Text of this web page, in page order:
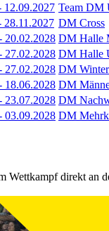
12.09.2027 Team DM
28.11.2027 DM Cross
20.02.2028 DM Halle
27.02.2028 DM Halle
27.02.2028 DM
18.06.2028 DM
23.07.2028 DM
03.09.2028 DM
Wettkampf direkt an